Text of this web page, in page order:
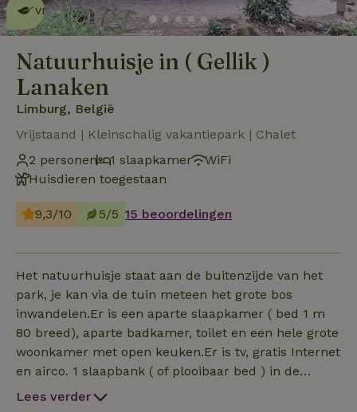
vriendelijklees meer
Natuurhuisje in ( Gellik )
Lanaken
Limburg, België
Vrijstaand | Kleinschalig vakantiepark | Chalet
2 personen
1 slaapkamer
WiFi
Huisdieren toegestaan
9,3/10 5/5 15 beoordelingen
Het natuurhuisje staat aan de buitenzijde van het
park, je kan via de tuin meteen het grote bos
inwandelen.Er is een aparte slaapkamer ( bed 1 m
80 breed), aparte badkamer, toilet en een hele grote
woonkamer met open keuken.Er is tv, gratis Internet
en airco. 1 slaapbank ( of plooibaar bed ) in de
woonkamer voor 1 persoon. De keuken is goed
Lees verder